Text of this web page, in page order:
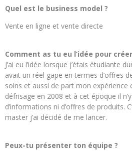
Quel est le business model ?
Vente en ligne et vente directe
Comment as tu eu l’idée pour
J’ai eu l’idée lorsque j’étais étudiante
avait un réel gape en termes d’offres
soins et aussi de part mon expérience
défrisage en 2008 et à cet époque il
d’informations ni d’offres de produits.
master j’ai décidé de me lancer.
Peux-tu présenter ton équipe ?